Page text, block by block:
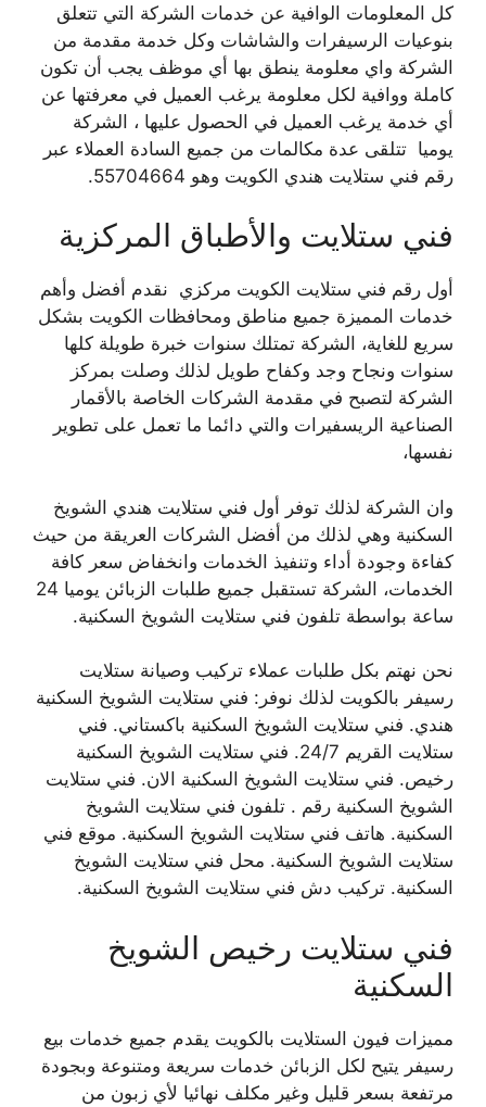
كل المعلومات الوافية عن خدمات الشركة التي تتعلق
بنوعيات الرسيفرات والشاشات وكل خدمة مقدمة من
الشركة واي معلومة ينطق بها أي موظف يجب أن تكون
كاملة ووافية لكل معلومة يرغب العميل في معرفتها عن
أي خدمة يرغب العميل في الحصول عليها ، الشركة
يوميا تتلقى عدة مكالمات من جميع السادة العملاء عبر
رقم فني ستلايت هندي الكويت وهو 55704664.
فني ستلايت والأطباق المركزية
أول رقم فني ستلايت الكويت مركزي نقدم أفضل وأهم
خدمات المميزة جميع مناطق ومحافظات الكويت بشكل
سريع للغاية، الشركة تمتلك سنوات خبرة طويلة كلها
سنوات ونجاح وجد وكفاح طويل لذلك وصلت بمركز
الشركة لتصبح في مقدمة الشركات الخاصة بالأقمار
الصناعية الريسفيرات والتي دائما ما تعمل على تطوير
نفسها،
وان الشركة لذلك توفر أول فني ستلايت هندي الشويخ
السكنية وهي لذلك من أفضل الشركات العريقة من حيث
كفاءة وجودة أداء وتنفيذ الخدمات وانخفاض سعر كافة
الخدمات، الشركة تستقبل جميع طلبات الزبائن يوميا 24
ساعة بواسطة تلفون فني ستلايت الشويخ السكنية.
نحن نهتم بكل طلبات عملاء تركيب وصيانة ستلايت
رسيفر بالكويت لذلك نوفر: فني ستلايت الشويخ السكنية
هندي. فني ستلايت الشويخ السكنية باكستاني. فني
ستلايت القريم 24/7. فني ستلايت الشويخ السكنية
رخيص. فني ستلايت الشويخ السكنية الان. فني ستلايت
الشويخ السكنية رقم . تلفون فني ستلايت الشويخ
السكنية. هاتف فني ستلايت الشويخ السكنية. موقع فني
ستلايت الشويخ السكنية. محل فني ستلايت الشويخ
السكنية. تركيب دش فني ستلايت الشويخ السكنية.
فني ستلايت رخيص الشويخ
السكنية
مميزات فيون الستلايت بالكويت يقدم جميع خدمات بيع
رسيفر يتيح لكل الزبائن خدمات سريعة ومتنوعة وبجودة
مرتفعة بسعر قليل وغير مكلف نهائيا لأي زبون من